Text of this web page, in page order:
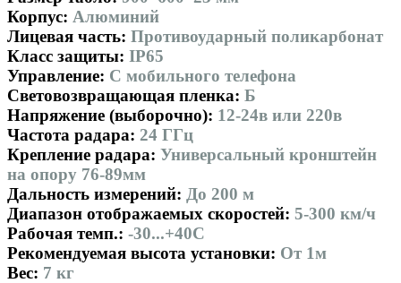
Корпус: Aлюминий
Лицевая часть: Противоударный поликарбонат
Класс защиты: IP65
Управление: С мобильного телефона
Световозвращающая пленка: Б
Напряжение (выборочно): 12-24в или 220в
Частота радара: 24 ГГц
Крепление радара: Универсальный кронштейн
на опору 76-89мм
Дальность измерений: До 200 м
Диапазон отображаемых скоростей: 5-300 км/ч
Рабочая темп.: -30...+40С
Рекомендуемая высота установки: От 1м
Вес: 7 кг